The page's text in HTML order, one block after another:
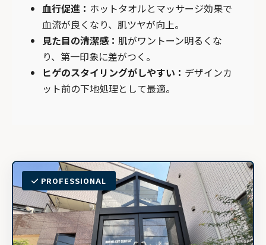
血行促進： ホットタオルとマッサージ効果で
血流が良くなり、肌ツヤが向上。
見た目の清潔感： 肌がワントーン明るくな
り、第一印象に差がつく。
ヒゲのスタイリングがしやすい： デザインカ
ット前の下地処理として最適。
PROFESSIONAL